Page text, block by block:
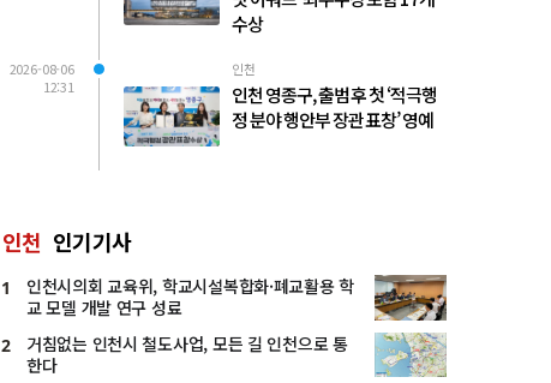
수상
2026-08-06
12:31
인천
인천 영종구, 출범 후 첫 ‘적극행
정 분야 행안부 장관 표창’ 영예
인천 인기기사
1
인천시의회 교육위, 학교시설복합화·폐교활용 학
교 모델 개발 연구 성료
2
거침없는 인천시 철도사업, 모든 길 인천으로 통
한다